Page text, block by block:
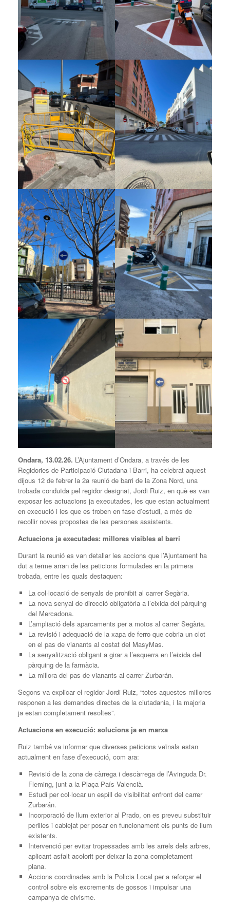
Ondara, 13.02.26. L’Ajuntament d’Ondara, a través de les
Regidories de Participació Ciutadana i Barri, ha celebrat aquest
dijous 12 de febrer la 2a reunió de barri de la Zona Nord, una
trobada conduïda pel regidor designat, Jordi Ruiz, en què es van
exposar les actuacions ja executades, les que estan actualment
en execució i les que es troben en fase d’estudi, a més de
recollir noves propostes de les persones assistents.
Actuacions ja executades: millores visibles al barri
Durant la reunió es van detallar les accions que l’Ajuntament ha
dut a terme arran de les peticions formulades en la primera
trobada, entre les quals destaquen:
La col·locació de senyals de prohibit al carrer Segària.
La nova senyal de direcció obligatòria a l’eixida del pàrquing
del Mercadona.
L’ampliació dels aparcaments per a motos al carrer Segària.
La revisió i adequació de la xapa de ferro que cobria un clot
en el pas de vianants al costat del MasyMas.
La senyalització obligant a girar a l’esquerra en l’eixida del
pàrquing de la farmàcia.
La millora del pas de vianants al carrer Zurbarán.
Segons va explicar el regidor Jordi Ruiz, “totes aquestes millores
responen a les demandes directes de la ciutadania, i la majoria
ja estan completament resoltes”.
Actuacions en execució: solucions ja en marxa
Ruiz també va informar que diverses peticions veïnals estan
actualment en fase d’execució, com ara:
Revisió de la zona de càrrega i descàrrega de l’Avinguda Dr.
Fleming, junt a la Plaça País Valencià.
Estudi per col·locar un espill de visibilitat enfront del carrer
Zurbarán.
Incorporació de llum exterior al Prado, on es preveu substituir
perilles i cablejat per posar en funcionament els punts de llum
existents.
Intervenció per evitar tropessades amb les arrels dels arbres,
aplicant asfalt acolorit per deixar la zona completament
plana.
Accions coordinades amb la Policia Local per a reforçar el
control sobre els excrements de gossos i impulsar una
campanya de civisme.